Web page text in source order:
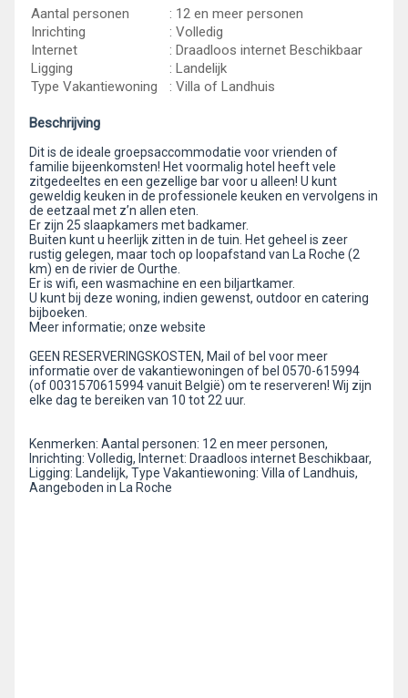
Aantal personen
: 12 en meer personen
Inrichting
: Volledig
Internet
: Draadloos internet Beschikbaar
Ligging
: Landelijk
Type Vakantiewoning
: Villa of Landhuis
Beschrijving
Dit is de ideale groepsaccommodatie voor vrienden of
familie bijeenkomsten! Het voormalig hotel heeft vele
zitgedeeltes en een gezellige bar voor u alleen! U kunt
geweldig keuken in de professionele keuken en vervolgens in
de eetzaal met z’n allen eten.
Er zijn 25 slaapkamers met badkamer.
Buiten kunt u heerlijk zitten in de tuin. Het geheel is zeer
rustig gelegen, maar toch op loopafstand van La Roche (2
km) en de rivier de Ourthe.
Er is wifi, een wasmachine en een biljartkamer.
U kunt bij deze woning, indien gewenst, outdoor en catering
bijboeken.
Meer informatie; onze website
GEEN RESERVERINGSKOSTEN, Mail of bel voor meer
informatie over de vakantiewoningen of bel 0570-615994
(of 0031570615994 vanuit België) om te reserveren! Wij zijn
elke dag te bereiken van 10 tot 22 uur.
Kenmerken: Aantal personen: 12 en meer personen,
Inrichting: Volledig, Internet: Draadloos internet Beschikbaar,
Ligging: Landelijk, Type Vakantiewoning: Villa of Landhuis,
Aangeboden in La Roche